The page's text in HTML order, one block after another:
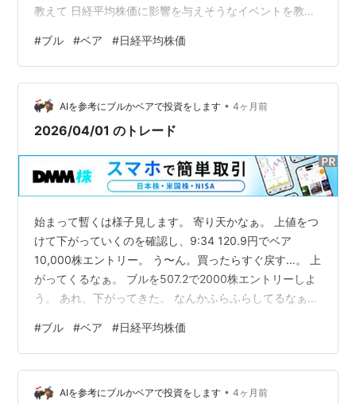
教えて 日経平均株価に影響を与えそうなイベントを教え
統領の演説（日本時間 4/2 午前10時頃） 2番目に重要②
中東情勢（イラン・ホルムズ海峡） 3番目③ 米国株の動
き（前日の流れ） 4番目（補助要因）④ 原油価格 5番目
（短期的需給）⑤ 急騰後の反動（テクニカル） 総合ま
とめ（超重要） 明日の本質はこれです👇 👉 「期待相場
#ブル #ベア #日経平均株価
AIを参考にブルかベアで投資をします • 4ヶ月前
2026/04/01 のトレード
始まって暫くは様子見します。 寄り天かなぁ。 上値をつ
けて下がっていくのを確認し、9:34 120.9円でベア
10,000株エントリー。 う〜ん。買ったらすぐ戻す…。 上
がってくるなぁ。 ブルを507.2で2000株エントリーしよ
う。 あれ、下がってきた。 なんかふらふらしてるなぁ。
ト。 ギャップアップかぁ〜。 今日は読みが完全に外れて
るなぁ。 原油先物が上がってるけど、全然落ちないし、
原油先物の価格は関係なくなってるんですかね。 ベアは
117.8で撤退！ 今日は、AI予想はずれましたね。 2026年
#ブル #ベア #日経平均株価
AIを参考にブルかベアで投資をします • 4ヶ月前